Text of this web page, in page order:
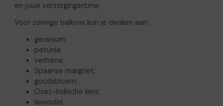
en jouw verzorgingsritme.
Voor zonnige balkons kun je denken aan:
geranium;
petunia;
verbena;
Spaanse margriet;
goudsbloem;
Oost-Indische kers;
lavendel.